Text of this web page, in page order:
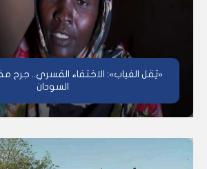
«ثِقل الغياب»: الاختفاء القسري..
السودان